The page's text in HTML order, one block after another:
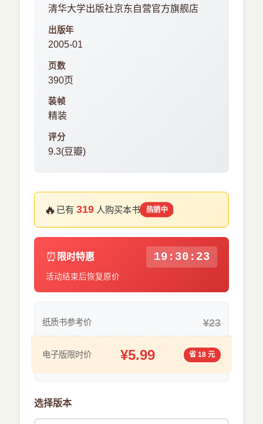
清华大学出版社京东自营官方旗舰店
出版年
2005-01
页数
390页
装帧
精装
评分
9.3(豆瓣)
🔥 已有319 人购买本书 热销中
⏰ 限时特惠 19:30:23
活动结束后恢复原价
纸质书参考价 ¥23
电子版限时价 ¥5.99 省 18 元
选择版本